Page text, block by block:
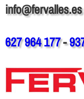
info@fervalles.es
627 964 177-